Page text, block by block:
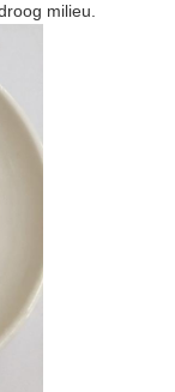
milieu.